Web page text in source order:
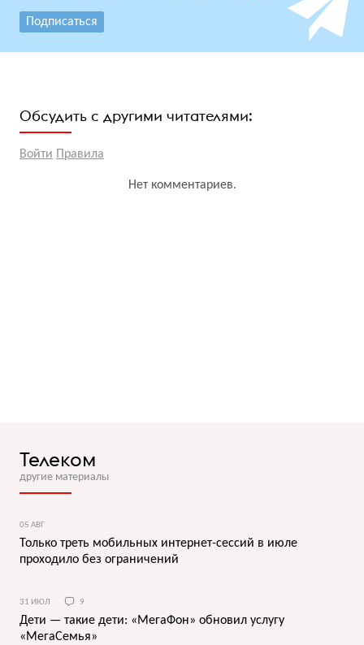
Подписаться
Обсудить с другими читателями:
Войти Правила
Нет комментариев.
Телеком
другие материалы
05 АВГ
Только треть мобильных интернет-сессий в июле
проходило без ограничений
31 ИЮЛ 9
Дети — такие дети: «МегаФон» обновил услугу
«МегаСемья»